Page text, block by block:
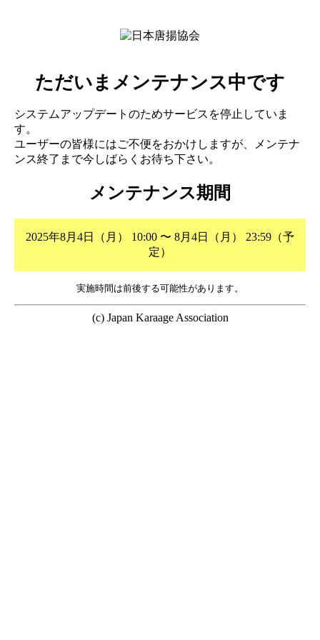
ただいまメンテナンス中です
システムアップデートのためサービスを停止していま
す。
ユーザーの皆様にはご不便をおかけしますが、メンテナ
ンス終了まで今しばらくお待ち下さい。
メンテナンス期間
2025年8月4日（月） 10:00 〜 8月4日（月） 23:59（予
定）
実施時間は前後する可能性があります。
(c) Japan Karaage Association